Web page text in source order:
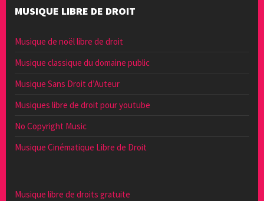
MUSIQUE LIBRE DE DROIT
Musique de noël libre de droit
Musique classique du domaine public
Musique Sans Droit d’Auteur
Musiques libre de droit pour youtube
No Copyright Music
Musique Cinématique Libre de Droit
Musique libre de droits gratuite